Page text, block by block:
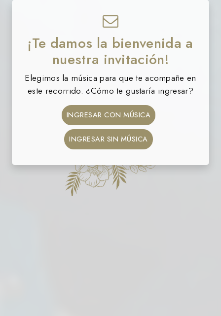
¡Te damos la bienvenida a
nuestra invitación!
Elegimos la música para que te acompañe en
este recorrido. ¿Cómo te gustaría ingresar?
INGRESAR CON MÚSICA
INGRESAR SIN MÚSICA